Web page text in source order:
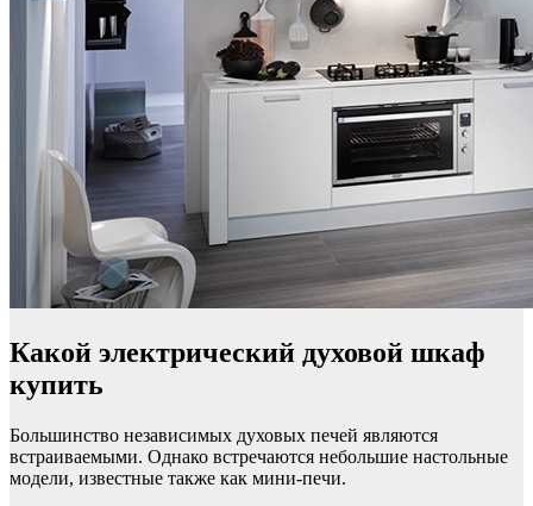
Какой электрический духовой шкаф
купить
Большинство независимых духовых печей являются
встраиваемыми. Однако встречаются небольшие настольные
модели, известные также как мини-печи.